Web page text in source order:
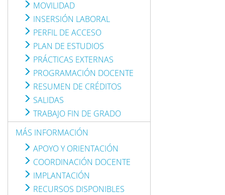
MOVILIDAD
INSERSIÓN LABORAL
PERFIL DE ACCESO
PLAN DE ESTUDIOS
PRÁCTICAS EXTERNAS
PROGRAMACIÓN DOCENTE
RESUMEN DE CRÉDITOS
SALIDAS
TRABAJO FIN DE GRADO
MÁS INFORMACIÓN
APOYO Y ORIENTACIÓN
COORDINACIÓN DOCENTE
IMPLANTACIÓN
RECURSOS DISPONIBLES